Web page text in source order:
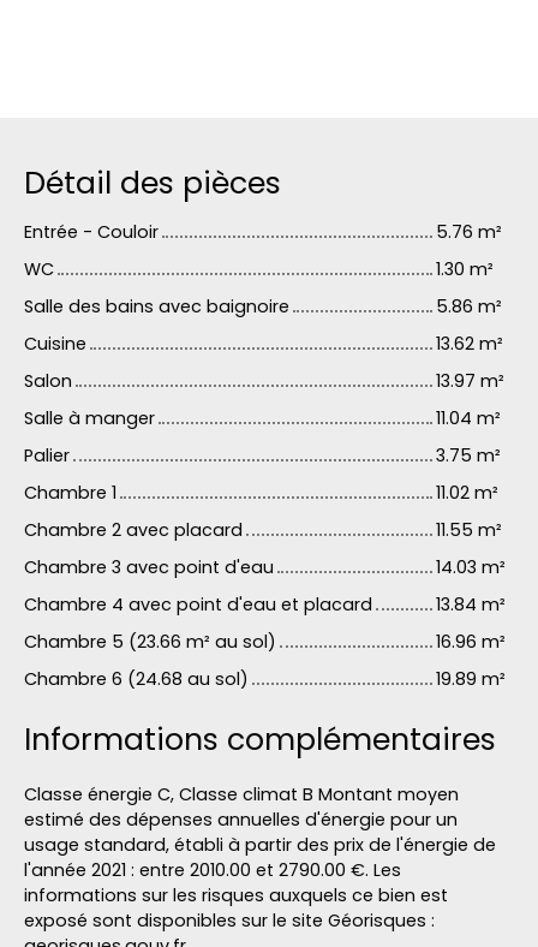
Détail des pièces
Entrée - Couloir
5.76 m²
WC
1.30 m²
Salle des bains avec baignoire
5.86 m²
Cuisine
13.62 m²
Salon
13.97 m²
Salle à manger
11.04 m²
Palier
3.75 m²
Chambre 1
11.02 m²
Chambre 2 avec placard
11.55 m²
Chambre 3 avec point d'eau
14.03 m²
Chambre 4 avec point d'eau et placard
13.84 m²
Chambre 5 (23.66 m² au sol)
16.96 m²
Chambre 6 (24.68 au sol)
19.89 m²
Informations complémentaires
Classe énergie C, Classe climat B Montant moyen
estimé des dépenses annuelles d'énergie pour un
usage standard, établi à partir des prix de l'énergie de
l'année 2021 : entre 2010.00 et 2790.00 €. Les
informations sur les risques auxquels ce bien est
exposé sont disponibles sur le site Géorisques :